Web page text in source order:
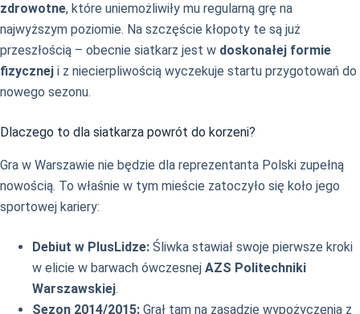
zdrowotne, które uniemożliwiły mu regularną grę na
najwyższym poziomie. Na szczęście kłopoty te są już
przeszłością – obecnie siatkarz jest w doskonałej formie
fizycznej i z niecierpliwością wyczekuje startu przygotowań do
nowego sezonu.
Dlaczego to dla siatkarza powrót do korzeni?
Gra w Warszawie nie będzie dla reprezentanta Polski zupełną
nowością. To właśnie w tym mieście zatoczyło się koło jego
sportowej kariery:
Debiut w PlusLidze: Śliwka stawiał swoje pierwsze kroki
w elicie w barwach ówczesnej AZS Politechniki
Warszawskiej.
Sezon 2014/2015: Grał tam na zasadzie wypożyczenia z